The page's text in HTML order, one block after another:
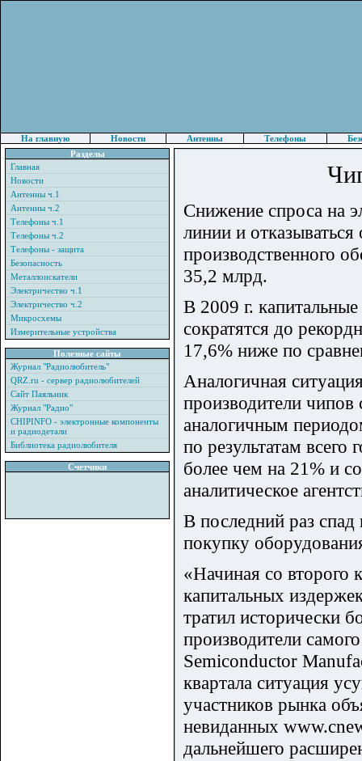
На главную Новости Антенны Телефоны
Разделы
Главная
Новости
Антенны ч.1
Антенны ч.2
Телефоны ч.1
Телефоны ч.2
Телефоны - защита
Безопасность
Металлоискатели
Электричество ч.1
Электричество ч.2
Микросхемы
Измерительные устройства
Полезные сайты
Журнал "Радиолюбитель"
QRZ.ru - сервер радиолюбителей
Сайт Паяльник
Журнал "Радио"
CHIPINFO - электронные компоненты
и радиодетали
Библиотека радиолюбителя
Счетчики
Снижение спроса на
линии и
производственного
35,2 млрд.
В 2009 г.
сократятся до
17,6% ниже по
Аналогичная
производители чипов
аналогичным
по результатам всего
более чем на 21% и
аналитическое
В последний раз спад
покупку
«Начиная со второго
капитальных
тратил исторически
производители
Semiconductor
квартала ситуация
участников рынка
невиданных
дальнейшего